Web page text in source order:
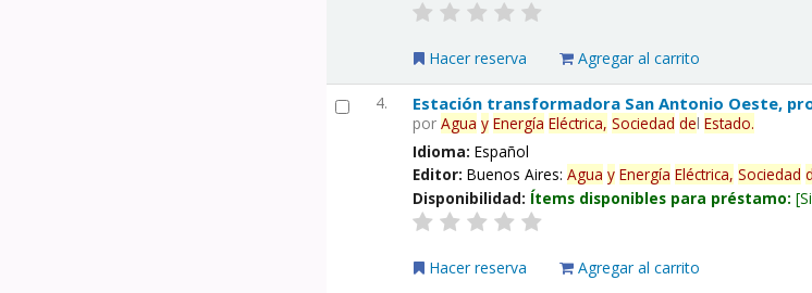
Hacer reserva Agregar al carrito
4. Estación transformadora San Antonio Oeste,
porAgua y Energía Eléctrica, Sociedad delEstado.
Idioma:Español
Editor:Buenos Aires:Agua y Energía Eléctrica, Sociedad
Disponibilidad: Ítems disponibles para préstamo:
Hacer reserva Agregar al carrito